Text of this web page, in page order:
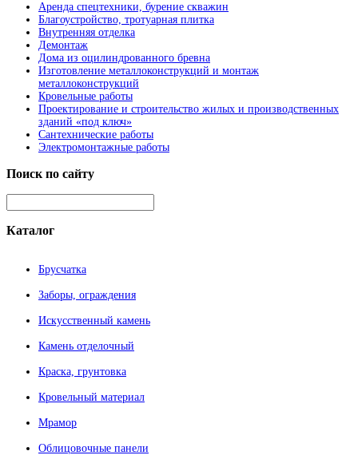
Аренда спецтехники, бурение скважин
Благоустройство, тротуарная плитка
Внутренняя отделка
Демонтаж
Дома из оцилиндрованного бревна
Изготовление металлоконструкций и монтаж
металлоконструкций
Кровельные работы
Проектирование и строительство жилых и производственных
зданий «под ключ»
Сантехнические работы
Электромонтажные работы
Поиск по сайту
Каталог
Брусчатка
Заборы, ограждения
Искусственный камень
Камень отделочный
Краска, грунтовка
Кровельный материал
Мрамор
Облицовочные панели